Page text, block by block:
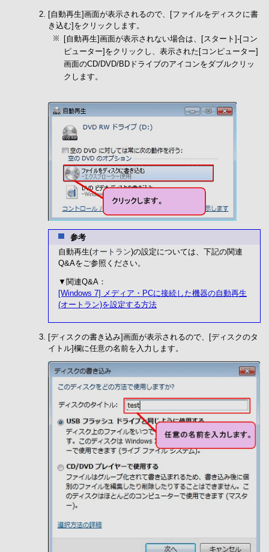
[自動再生]画面が表示されるので、[ファイルをディスクに書
き込む]をクリックします。
[自動再生]画面が表示されない場合は、[スタート]-[コン
ピューター]をクリックし、表示された[コンピューター]
画面のCD/DVD/BDドライブのアイコンをダブルクリッ
クします。
参考
自動再生(オートラン)の設定については、下記の関連
Q&Aをご参照ください。
▼関連Q&A：
[Windows 7] メディア・PCに接続した機器の自動再生
(オートラン)を設定する方法
[ディスクの書き込み]画面が表示されるので、[ディスクのタ
イトル]欄に任意の名前を入力します。